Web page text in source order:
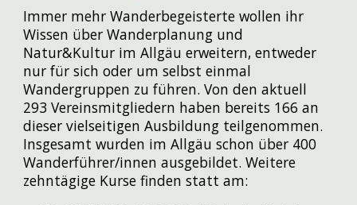
Immer mehr Wanderbegeisterte wollen ihr
Wissen über Wanderplanung und
Natur&Kultur im Allgäu erweitern, entweder
nur für sich oder um selbst einmal
Wandergruppen zu führen. Von den aktuell
293 Vereinsmitgliedern haben bereits 166 an
dieser vielseitigen Ausbildung teilgenommen.
Insgesamt wurden im Allgäu schon über 400
Wanderführer/innen ausgebildet.Weitere
zehntägige Kurse finden statt am: